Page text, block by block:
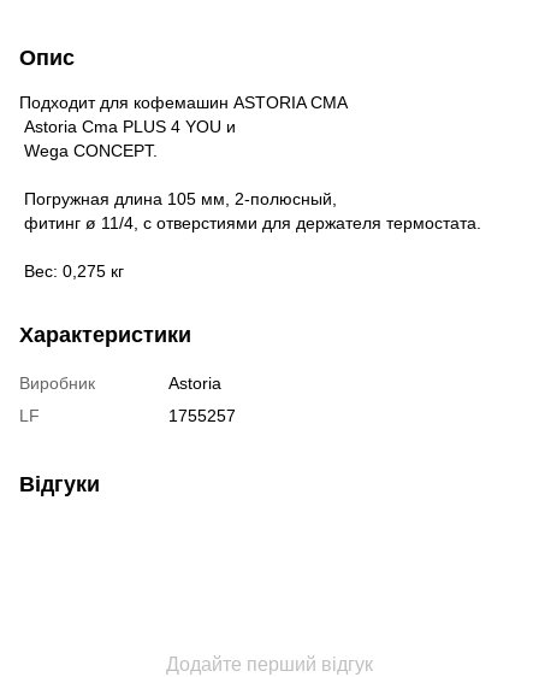
Опис
Подходит для кофемашин ASTORIA CMA
Astoria Cma PLUS 4 YOU и
Wega CONCEPT.
Погружная длина 105 мм, 2-полюсный,
фитинг ø 11/4, с отверстиями для держателя термостата.
Вес: 0,275 кг
Характеристики
Виробник
Astoria
LF
1755257
Відгуки
Додайте перший відгук